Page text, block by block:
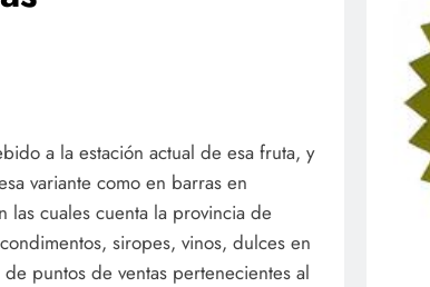
a la estación actual de esa fruta, y
variante como en barras en
cuales cuenta la provincia de
siropes, vinos, dulces en
puntos de ventas pertenecientes al